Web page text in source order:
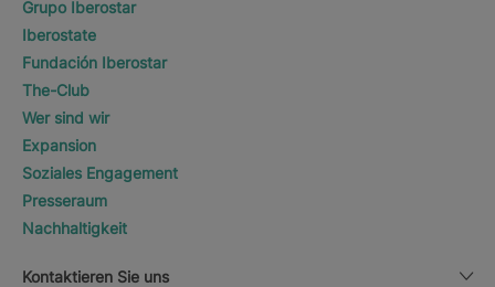
Grupo Iberostar
Iberostate
Fundación Iberostar
The-Club
Wer sind wir
Expansion
Soziales Engagement
Presseraum
Nachhaltigkeit
Kontaktieren Sie uns